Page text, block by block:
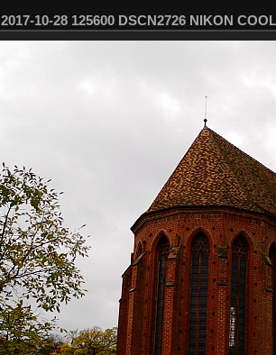
2017-10-28 125600 DSCN2726 NIKON